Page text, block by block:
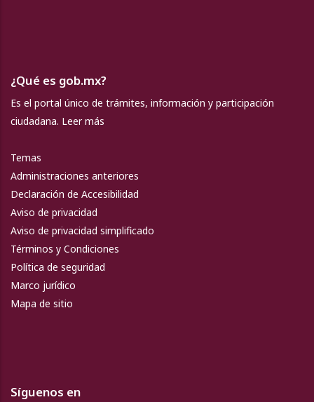
¿Qué es gob.mx?
Es el portal único de trámites, información y participación
ciudadana. Leer más
Temas
Administraciones anteriores
Declaración de Accesibilidad
Aviso de privacidad
Aviso de privacidad simplificado
Términos y Condiciones
Política de seguridad
Marco jurídico
Mapa de sitio
Síguenos en